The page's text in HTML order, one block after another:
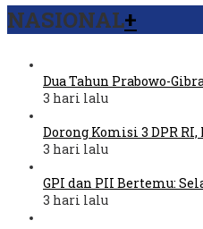
NASIONAL+
Dua Tahun Prabowo-
3 hari lalu
Dorong Komisi 3 DPR
3 hari lalu
GPI dan PII Bertemu:
3 hari lalu